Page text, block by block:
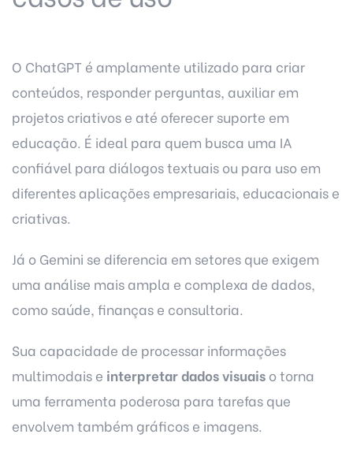
O ChatGPT é amplamente utilizado para criar
conteúdos, responder perguntas, auxiliar em
projetos criativos e até oferecer suporte em
educação. É ideal para quem busca uma IA
confiável para diálogos textuais ou para uso em
diferentes aplicações empresariais, educacionais e
criativas.
Já o Gemini se diferencia em setores que exigem
uma análise mais ampla e complexa de dados,
como saúde, finanças e consultoria.
Sua capacidade de processar informações
multimodais e interpretar dados visuais o torna
uma ferramenta poderosa para tarefas que
envolvem também gráficos e imagens.